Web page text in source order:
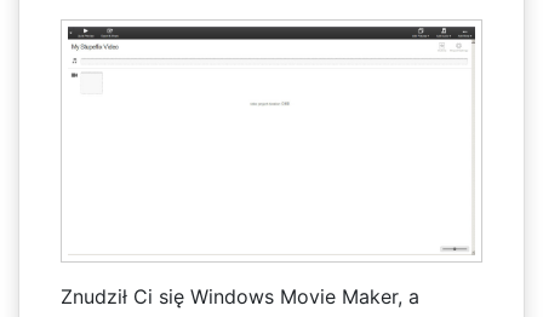
Znudził Ci się Windows Movie Maker, a